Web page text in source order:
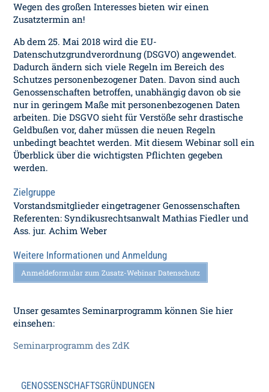
Wegen des großen Interesses bieten wir einen
Zusatztermin an!
Ab dem 25. Mai 2018 wird die EU-
Datenschutzgrundverordnung (DSGVO) angewendet.
Dadurch ändern sich viele Regeln im Bereich des
Schutzes personenbezogener Daten. Davon sind auch
Genossenschaften betroffen, unabhängig davon ob sie
nur in geringem Maße mit personenbezogenen Daten
arbeiten. Die DSGVO sieht für Verstöße sehr drastische
Geldbußen vor, daher müssen die neuen Regeln
unbedingt beachtet werden. Mit diesem Webinar soll ein
Überblick über die wichtigsten Pflichten gegeben
werden.
Zielgruppe
Vorstandsmitglieder eingetragener Genossenschaften
Referenten: Syndikusrechtsanwalt Mathias Fiedler und
Ass. jur. Achim Weber
Weitere Informationen und Anmeldung
Anmeldeformular zum Zusatz-Webinar Datenschutz
Unser gesamtes Seminarprogramm können Sie hier
einsehen:
Seminarprogramm des ZdK
GENOSSENSCHAFTSGRÜNDUNGEN